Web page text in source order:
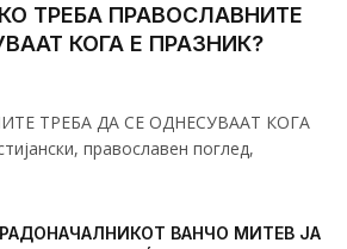
ТРЕБА ПРАВОСЛАВНИТЕ
КОГА Е ПРАЗНИК?
ТРЕБА ДА СЕ ОДНЕСУВААТ КОГА
православен поглед,
ВАНЧО МИТЕВ ЈА